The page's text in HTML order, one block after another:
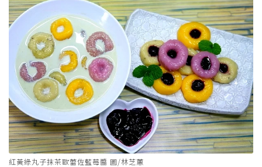
紅黃綠丸子抹茶歐蕾佐藍莓醬 圖/林芝蕙